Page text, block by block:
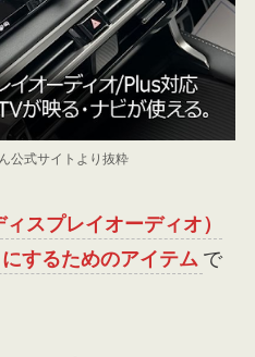
公式サイトより抜粋
スプレイオーディオ）
するためのアイテム で